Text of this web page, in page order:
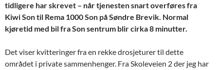
tidligere har skrevet – når tjenesten snart overføres fra
Kiwi Son til Rema 1000 Son på Søndre Brevik. Normal
kjøretid med bil fra Son sentrum blir cirka 8 minutter.
Det viser kvitteringer fra en rekke drosjeturer til dette
området i private sammenhenger. Fra Skoleveien 2 der jeg har